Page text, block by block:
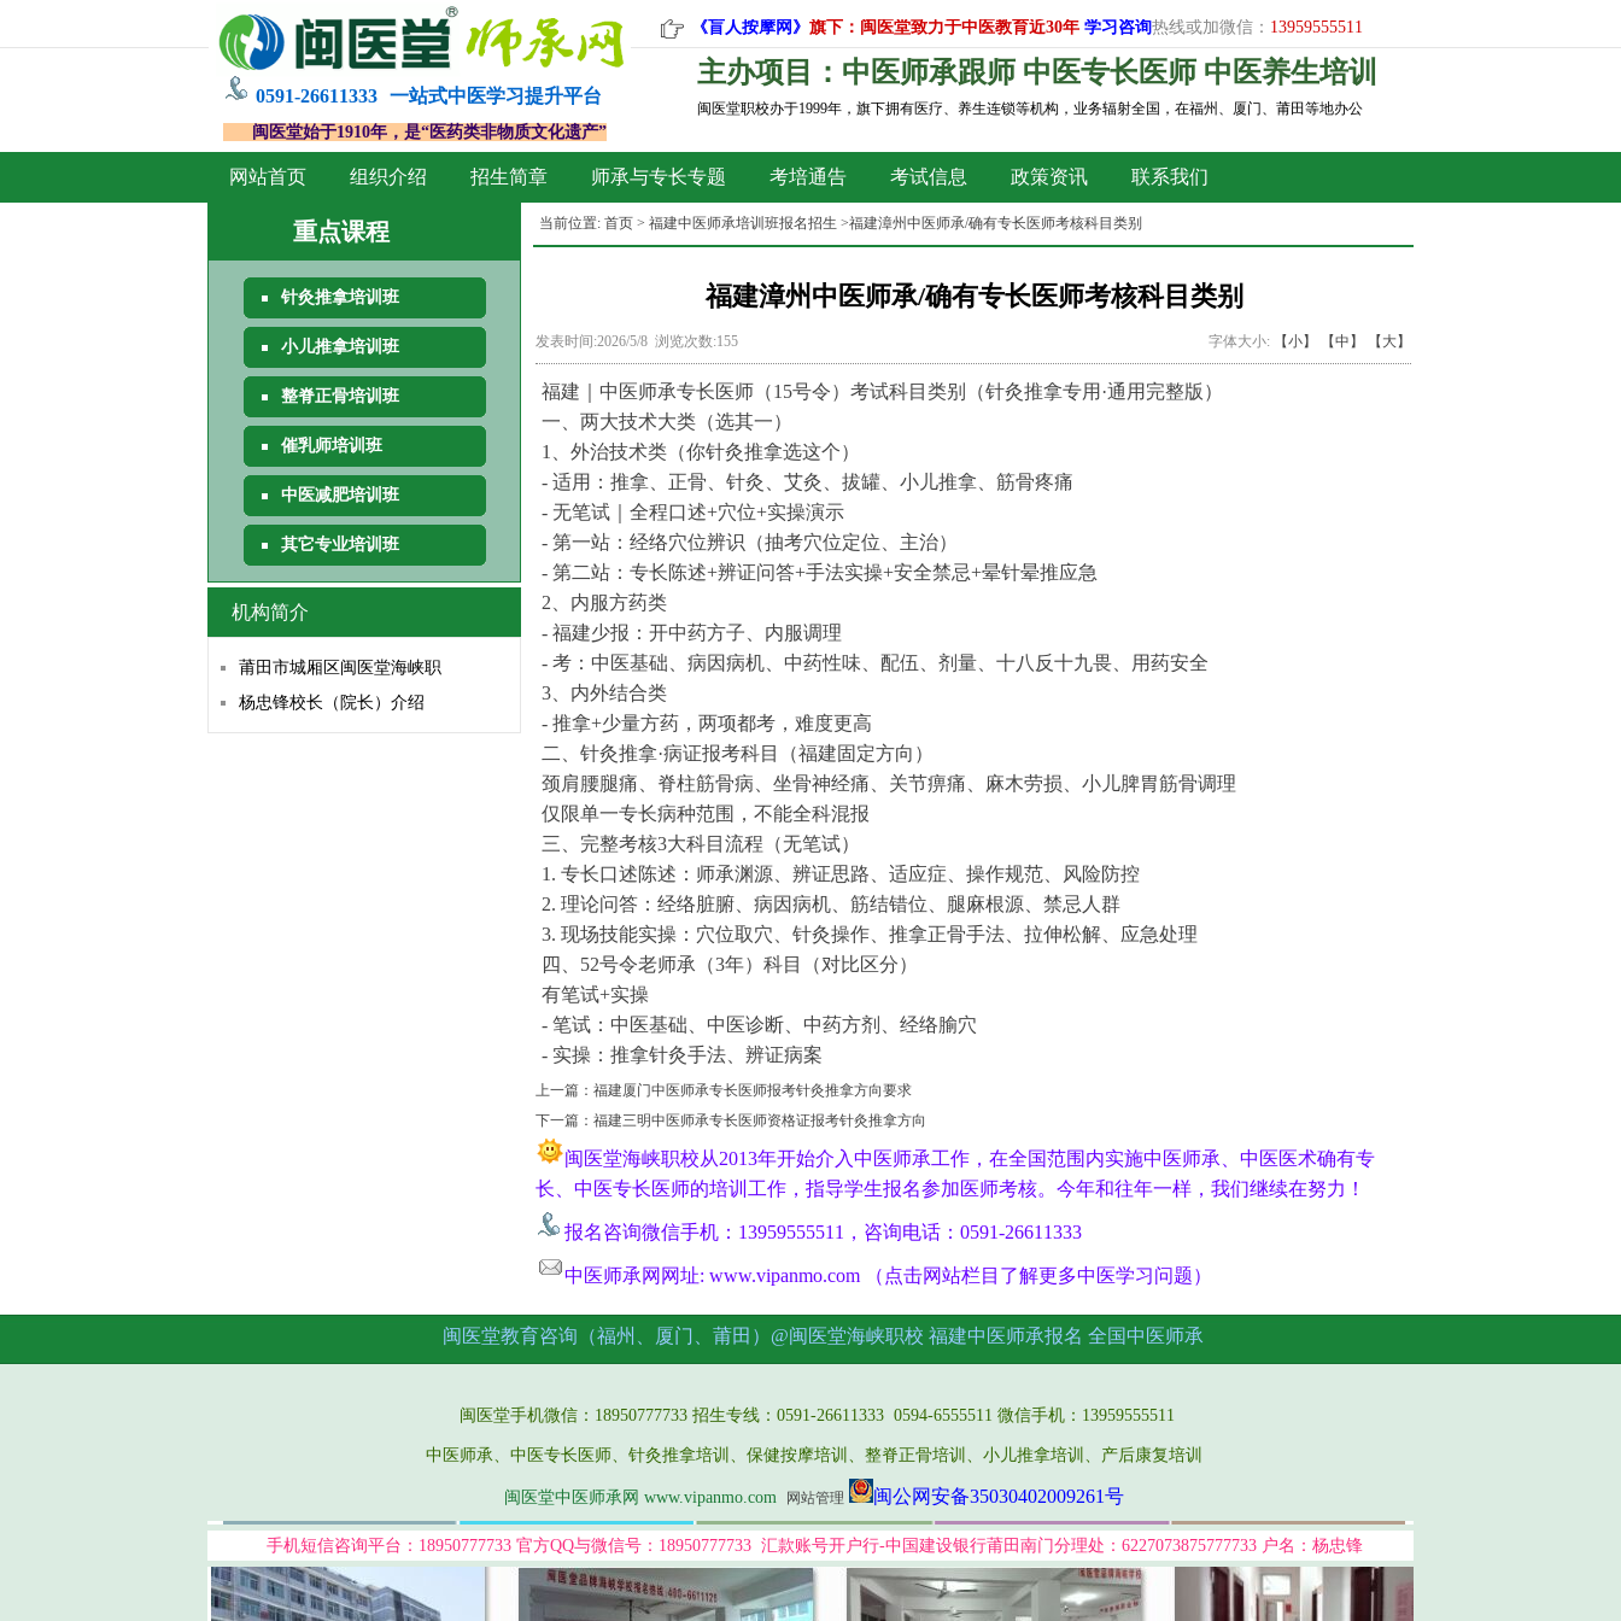
网站首页 组织介绍 招生简章 师承与专长专题 考培通告 考试信息 政策资讯 联系我们
0591-26611333 一站式中医学习提升平台
闽医堂始于1910年，是“医药类非物质文化遗产”
《盲人按摩网》 旗下：闽医堂致力于中医教育近30年 学习 咨询热线或加微信： 13959555511
主办项目：中医师承跟师 中医专长医师 中医养生培训
闽医堂职校办于1999年，旗下拥有医疗、养生连锁等机构，业务辐射全国，在福州、厦门、莆田等地办公
重点课程
针灸推拿培训班
小儿推拿培训班
整脊正骨培训班
催乳师培训班
中医减肥培训班
其它专业培训班
机构简介
莆田市城厢区闽医堂海峡职
杨忠锋校长（院长）介绍
当前位置: 首页 > 福建中医师承培训班报名招生 >福建漳州中医师承/确有专长医师考核科目类别
福建漳州中医师承/确有专长医师考核科目类别
发表时间:2026/5/8 浏览次数:155 字体大小: 【小】 【中】 【大】
福建｜中医师承专长医师（15号令）考试科目类别（针灸推拿专用·通用完整版）
一、两大技术大类（选其一）
1、外治技术类（你针灸推拿选这个）
- 适用：推拿、正骨、针灸、艾灸、拔罐、小儿推拿、筋骨疼痛
- 无笔试｜全程口述+穴位+实操演示
- 第一站：经络穴位辨识（抽考穴位定位、主治）
- 第二站：专长陈述+辨证问答+手法实操+安全禁忌+晕针晕推应急
2、内服方药类
- 福建少报：开中药方子、内服调理
- 考：中医基础、病因病机、中药性味、配伍、剂量、十八反十九畏、用药安全
3、内外结合类
- 推拿+少量方药，两项都考，难度更高
二、针灸推拿·病证报考科目（福建固定方向）
颈肩腰腿痛、脊柱筋骨病、坐骨神经痛、关节痹痛、麻木劳损、小儿脾胃筋骨调理
仅限单一专长病种范围，不能全科混报
三、完整考核3大科目流程（无笔试）
1. 专长口述陈述：师承渊源、辨证思路、适应症、操作规范、风险防控
2. 理论问答：经络脏腑、病因病机、筋结错位、腿麻根源、禁忌人群
3. 现场技能实操：穴位取穴、针灸操作、推拿正骨手法、拉伸松解、应急处理
四、52号令老师承（3年）科目（对比区分）
有笔试+实操
- 笔试：中医基础、中医诊断、中药方剂、经络腧穴
- 实操：推拿针灸手法、辨证病案
上一篇： 福建厦门中医师承专长医师报考针灸推拿方向要求
下一篇： 福建三明中医师承专长医师资格证报考针灸推拿方向
闽医堂海峡职校从2013年开始介入中医师承工作，在全国范围内实施中医师承、中医医术确有专
长、中医专长医师的培训工作，指导学生报名参加医师考核。今年和往年一样，我们继续在努力！
报名咨询微信手机：13959555511，咨询电话：0591-26611333
中医师承网网址: www.vipanmo.com （点击网站栏目了解更多中医学习问题）
闽医堂手机微信：18950777733 招生专线：0591-26611333 0594-6555511 微信手机：13959555511
中医师承、中医专长医师、针灸推拿培训、保健按摩培训、整脊正骨培训、小儿推拿培训、产后康复培训
闽医堂中医师承网 www.vipanmo.com 网站管理 闽公网安备35030402009261号
手机短信咨询平台：18950777733 官方QQ与微信号：18950777733 汇款账号开户行-中国建设银行莆田南门分理处：6227073875777733 户名：杨忠锋
闽医堂教育咨询（福州、厦门、莆田）@闽医堂海峡职校 福建中医师承报名 全国中医师承
报名